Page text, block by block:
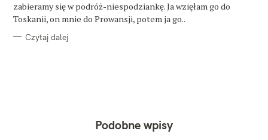
zabieramy się w podróż-niespodziankę. Ja wzięłam go do
Toskanii, on mnie do Prowansji, potem ja go..
Czytaj dalej
Podobne wpisy